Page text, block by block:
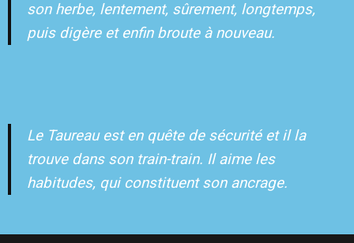
son herbe, lentement, sûrement, longtemps,
puis digère et enfin broute à nouveau.
Le Taureau est en quête de sécurité et il la
trouve dans son train-train. Il aime les
habitudes, qui constituent son ancrage.